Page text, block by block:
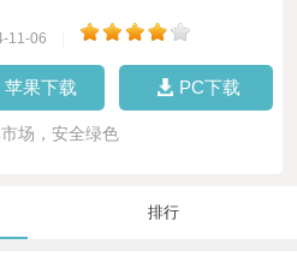
11-06
苹果下载 PC下载
场，安全绿色
排行